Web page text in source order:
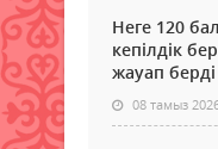
Неге 120
кепілдік
жауап берді
08 тамыз